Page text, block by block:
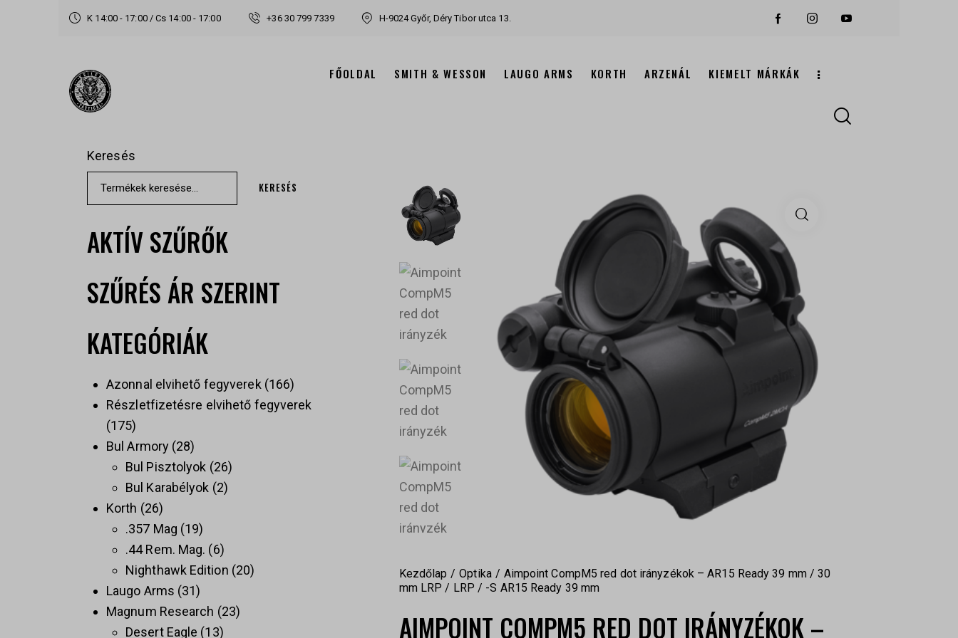
K 14:00 - 17:00 / Cs 14:00 - 17:00 +36 30 799 7339 H-9024 Győr, Déry Tibor utca 13.
FŐOLDAL SMITH & WESSON LAUGO ARMS KORTH ARZENÁL KIEMELT MÁRKÁK
Kezdőlap Optika
Aimpoint CompM5 red dot irányzékok – AR15 Ready 39 mm / 30
mm LRP / LRP / -S AR15 Ready 39 mm
AIMPOINT COMPM5 RED DOT IRÁNYZÉKOK –
Keresés
KERESÉS
AKTÍV SZŰRŐK
SZŰRÉS ÁR SZERINT
KATEGÓRIÁK
Azonnal elvihető fegyverek 166
Részletfizetésre elvihető fegyverek
175
Bul Armory 28
Bul Pisztolyok 26
Bul Karabélyok 2
Korth 26
.357 Mag 19
.44 Rem. Mag.
6
Nighthawk Edition 20
Laugo Arms 31
Magnum Research 23
Desert Eagle 13